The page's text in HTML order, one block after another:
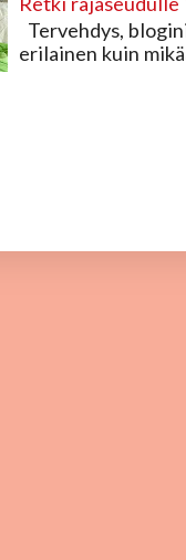
Tervehdys,
erilainen kuin